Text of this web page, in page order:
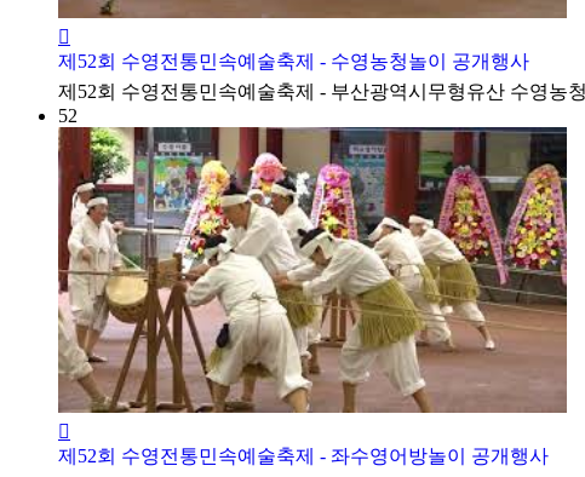
제52회 수영전통민속예술축제 - 수영농청놀이 공개행사
제52회 수영전통민속예술축제 - 부산광역시무형유산 수영농
52
제52회 수영전통민속예술축제 - 좌수영어방놀이 공개행사